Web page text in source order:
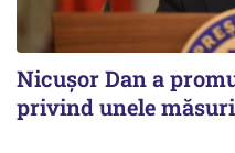
Nicușor Dan a
privind unele